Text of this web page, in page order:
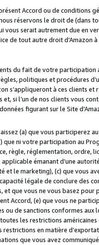
Accord ou de conditions
réservons le droit de (dans
vous serait autrement due en
de tout autre droit
du fait de votre
politiques et procédures
s’appliqueront à ces clients
si l’un de nos clients vous
figurant sur le Site
(a) que vous participerez
que ni votre participation au
règle, réglementation, ordre,
émanant d’une
et le marketing), (c) que vous
légale de conclure des
et que vous ne vous basez
Accord, (e) que vous ne
ou de sanctions conformes
les restrictions
restrictions en matière
que vous avez